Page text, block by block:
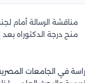
مناقشة الرسالة أمام
منح درجة الدكتوراه بعد
في الجامعات